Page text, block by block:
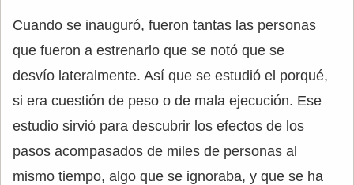
Cuando se inauguró, fueron tantas las personas
que fueron a estrenarlo que se notó que se
desvío lateralmente. Así que se estudió el porqué,
si era cuestión de peso o de mala ejecución. Ese
estudio sirvió para descubrir los efectos de los
pasos acompasados de miles de personas al
mismo tiempo, algo que se ignoraba, y que se ha